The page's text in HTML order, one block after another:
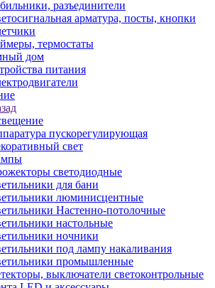
разъединители
арматура, посты, кнопки
термостаты
дом
питания
пускорегулирующая
свет
светодиодные
для бани
люминисцентные
Настенно-потолочные
настольные
ночники
под лампу накаливания
промышленные
выключатели светоконтрольные